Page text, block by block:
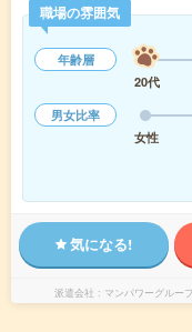
職場の雰囲気
年齢層
20代
男女比率
女性
気になる!
派遣会社 マンパワーグルー